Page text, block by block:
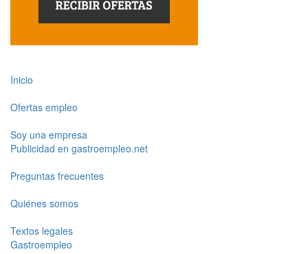
Inicio
Ofertas empleo
Soy una empresa
Publicidad en gastroempleo.net
Preguntas frecuentes
Quiénes somos
Textos legales
Gastroempleo